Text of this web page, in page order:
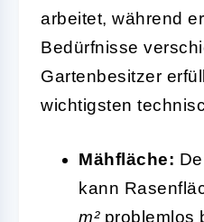
arbeitet, während
Bedürfnisse
Gartenbesitzer
wichtigsten
Mähfläche:
kann
m²problemlos